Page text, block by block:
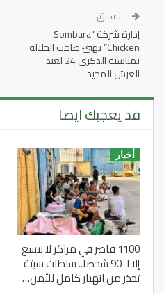
السابق
إدارة شركة “Sombara
Chicken” تهنئ صاحب الجلالة
بمناسبة الذكرى 24 لعيد
العرش المجيد
قد يعجبك ايضا
أخبار
1100 قاصر في مراكز لا تتسع
إلا لـ 90 شخصا.. سلطات سبتة
تحذر من انهيار كامل للأمن…